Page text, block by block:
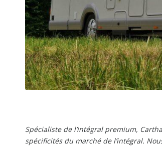
Spécialiste de l’intégral premium,
spécificités du marché de l’intégral.